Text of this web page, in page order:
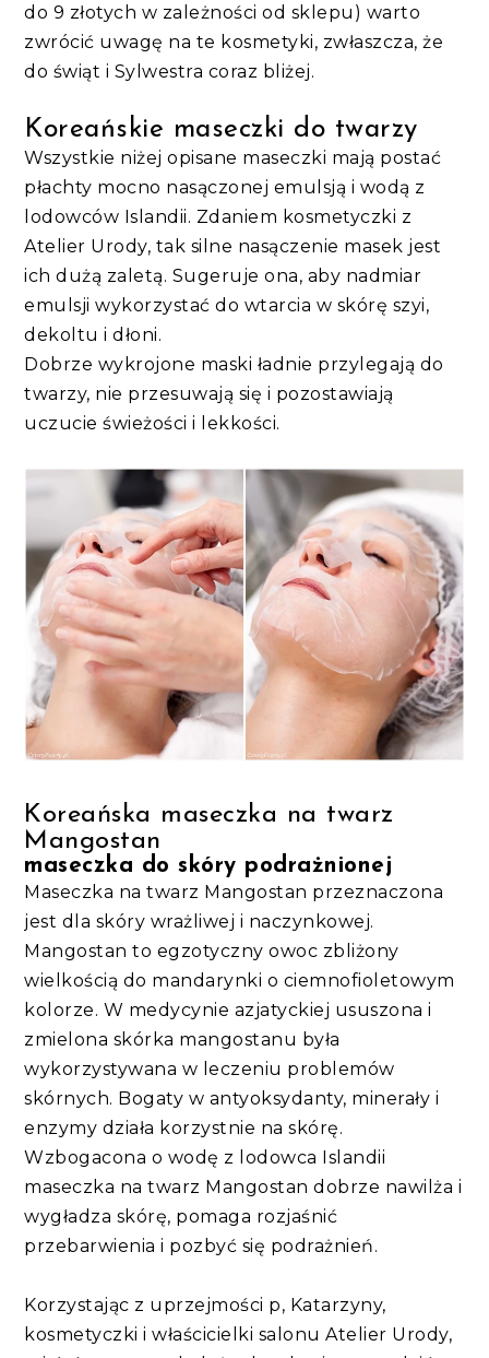
do 9 złotych w zależności od sklepu) warto
zwrócić uwagę na te kosmetyki, zwłaszcza, że
do świąt i Sylwestra coraz bliżej.
Koreańskie maseczki do twarzy
Wszystkie niżej opisane maseczki mają postać
płachty mocno nasączonej emulsją i wodą z
lodowców Islandii. Zdaniem kosmetyczki z
Atelier Urody, tak silne nasączenie masek jest
ich dużą zaletą. Sugeruje ona, aby nadmiar
emulsji wykorzystać do wtarcia w skórę szyi,
dekoltu i dłoni.
Dobrze wykrojone maski ładnie przylegają do
twarzy, nie przesuwają się i pozostawiają
uczucie świeżości i lekkości.
Koreańska maseczka na twarz
Mangostan
maseczka do skóry podrażnionej
Maseczka na twarz Mangostan przeznaczona
jest dla skóry wrażliwej i naczynkowej.
Mangostan to egzotyczny owoc zbliżony
wielkością do mandarynki o ciemnofioletowym
kolorze. W medycynie azjatyckiej ususzona i
zmielona skórka mangostanu była
wykorzystywana w leczeniu problemów
skórnych. Bogaty w antyoksydanty, minerały i
enzymy działa korzystnie na skórę.
Wzbogacona o wodę z lodowca Islandii
maseczka na twarz Mangostan dobrze nawilża i
wygładza skórę, pomaga rozjaśnić
przebarwienia i pozbyć się podrażnień.
Korzystając z uprzejmości p, Katarzyny,
kosmetyczki i właścicielki salonu Atelier Urody,